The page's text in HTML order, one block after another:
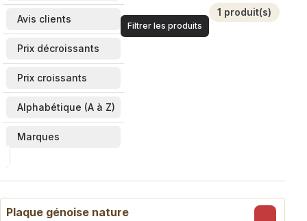
Avis clients
Prix décroissants
Prix croissants
Alphabétique (A à Z)
Marques
Filtrer les produits
1 produit(s)
Plaque génoise nature